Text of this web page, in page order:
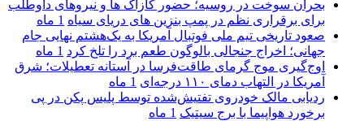
بحران سوخت در روسیه؛ حضور کازاک‌ ها و نیروهای داوطلب
برای برقراری نظم در پمپ بنزین‌ های دریای سیاه 1 ماه
صعود تاریخی تیم ملی فوتبال آمریکا به یک‌هشتم نهایی جام
جهانی؛ اخراج جنجالی بالوگون طعم برد را تلخ کرد 1 ماه
اوج‌گیری موج گرمای طاقت‌فرسا در آستانه تعطیلات؛ شرق
آمریکا در التهاب دمای ۱۱۰ درجه‌ای
1 ماه
ردیابی مالک خودروی تفتیش‌شده توسط پلیس پکن در پی
برخورد هواپیما با برج سیتیک 1 ماه